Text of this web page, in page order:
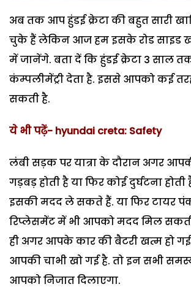
अब तक आप हुंडई क्रेटा की बहुत सारी
चुके हैं लेकिन आज हम इसके रोड साइड
में जानेंगे. बता दें कि हुंडई क्रेटा 3 साल
कंम्पलीमेंट्री देता है. इससे आपको कई
सकती है.
ये भी पढ़ें- hyundai creta: Safety
लंबी सड़क पर यात्रा के दौरान अगर
गड़बड़ होती है या फिर कोई दुर्घटना
इसकी मदद ले सकते हैं. या फिर टायर
रिप्लेसमेंट में भी आपको मदद मिल
ही अगर आपके कार की बैटरी खत्म हो गई
आपकी चाभी खो गई है. तो इन सभी
आपको निजात दिलाएगा.